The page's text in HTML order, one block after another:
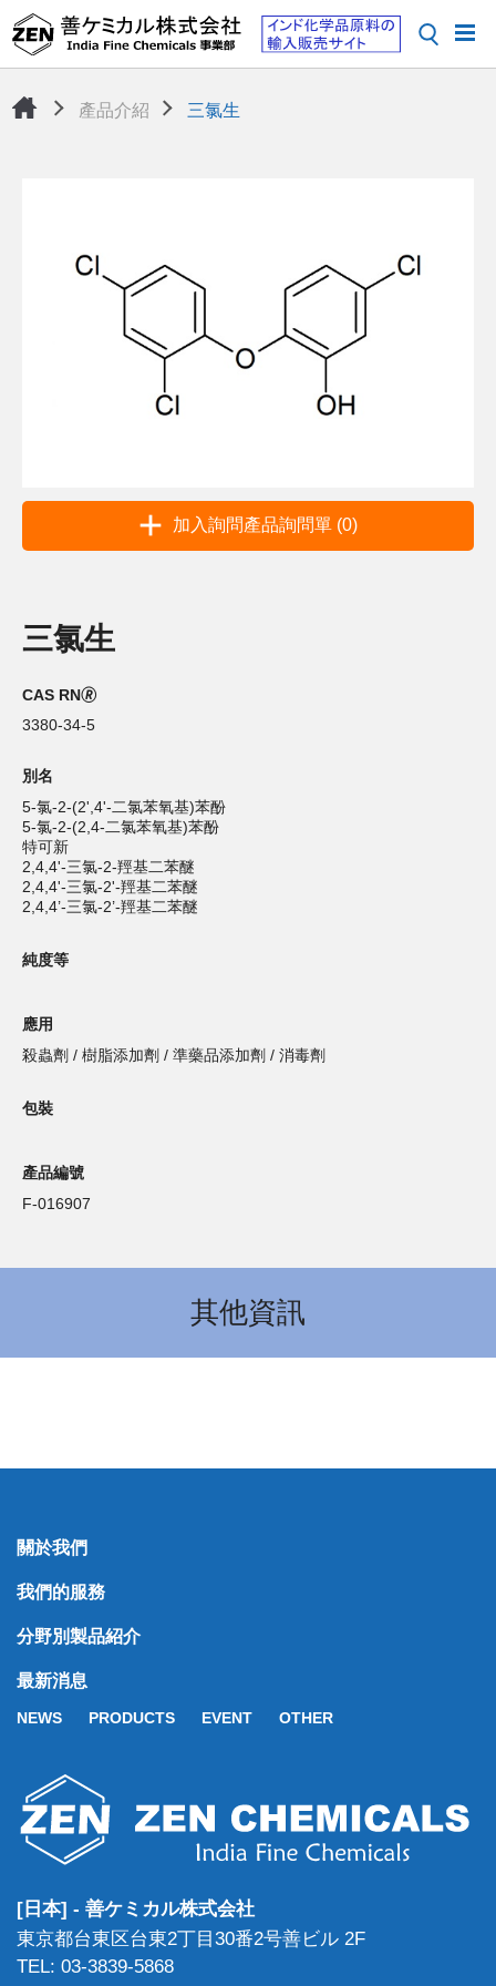
產品介紹 三氯生
加入詢問產品詢問單 (0)
三氯生
CAS RN🄬
3380-34-5
別名
5-氯-2-(2',4'-二氯苯氧基)苯酚
5-氯-2-(2,4-二氯苯氧基)苯酚
特可新
2,4,4'-三氯-2-羥基二苯醚
2,4,4'-三氯-2'-羥基二苯醚
2,4,4’-三氯-2’-羥基二苯醚
純度等
應用
殺蟲劑 / 樹脂添加劑 / 準藥品添加劑 / 消毒劑
包裝
產品編號
F-016907
其他資訊
關於我們
我們的服務
分野別製品紹介
最新消息
NEWS PRODUCTS EVENT OTHER
[日本] - 善ケミカル株式会社
東京都台東区台東2丁目30番2号善ビル 2F
TEL: 03-3839-5868